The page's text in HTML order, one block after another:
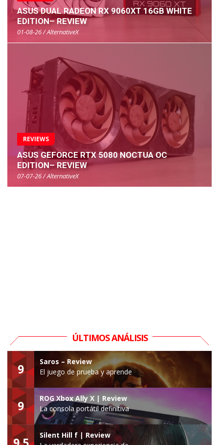
ASUS DUAL RADEON RX 9060XT 16GB WHITE
EDITION– REVIEW
01-08-26 / AlternativeX
REVIEWS
ASUS GEFORCE RTX 5080 NOCTUA OC
EDITION– REVIEW
07-07-26 / AlternativeX
ÚLTIMOS ANÁLISIS
9
Saros – Review
El juego de prueba y aprende
9
ROG Xbox Ally X | Review
La consola portátil definitiva
Silent Hill f | Review